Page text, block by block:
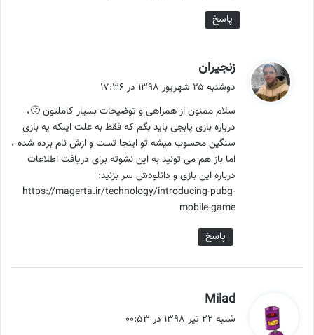
پاسخ
زنجیران
ف
:
دوشنبه ۲۵ شهریور ۱۳۹۸ در ۱۷:۳۶
سلام ممنون از همراهی و توضیحات بسیار کاملتون 🙂،
درباره بازی پابجی باید بگم که فقط به علت اینکه یه بازی
سنگین محسوب میشه تو اینجا تست و ازش نام برده شده ،
اما باز هم می تونید به این نشوته برای دریافت اطلاعات
درباره این بازی و دانلودش سر بزنید:
https://magerta.ir/technology/introducing-pubg-
mobile-game
پاسخ
Milad
ف
شنبه ۲۲ تیر ۱۳۹۸ در ۰۰:۵۳